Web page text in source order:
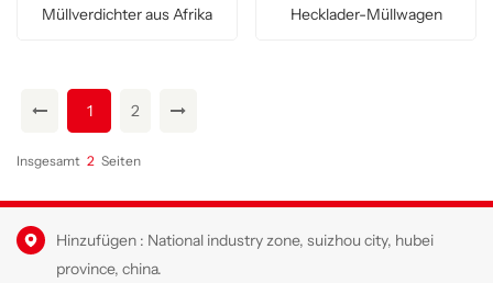
Müllverdichter aus Afrika
Hecklader-Müllwagen
1 2
Insgesamt 2 Seiten
Hinzufügen : National industry zone, suizhou city, hubei
province, china.